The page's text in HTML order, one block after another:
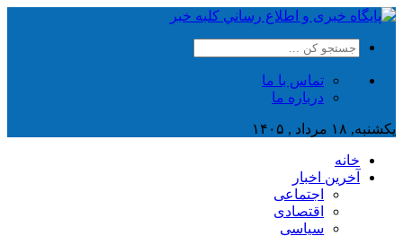
تماس با ما
درباره ما
یکشنبه, ۱۸ مرداد , ۱۴۰۵
خانه
آخرین اخبار
اجتماعی
اقتصادی
سیاسی